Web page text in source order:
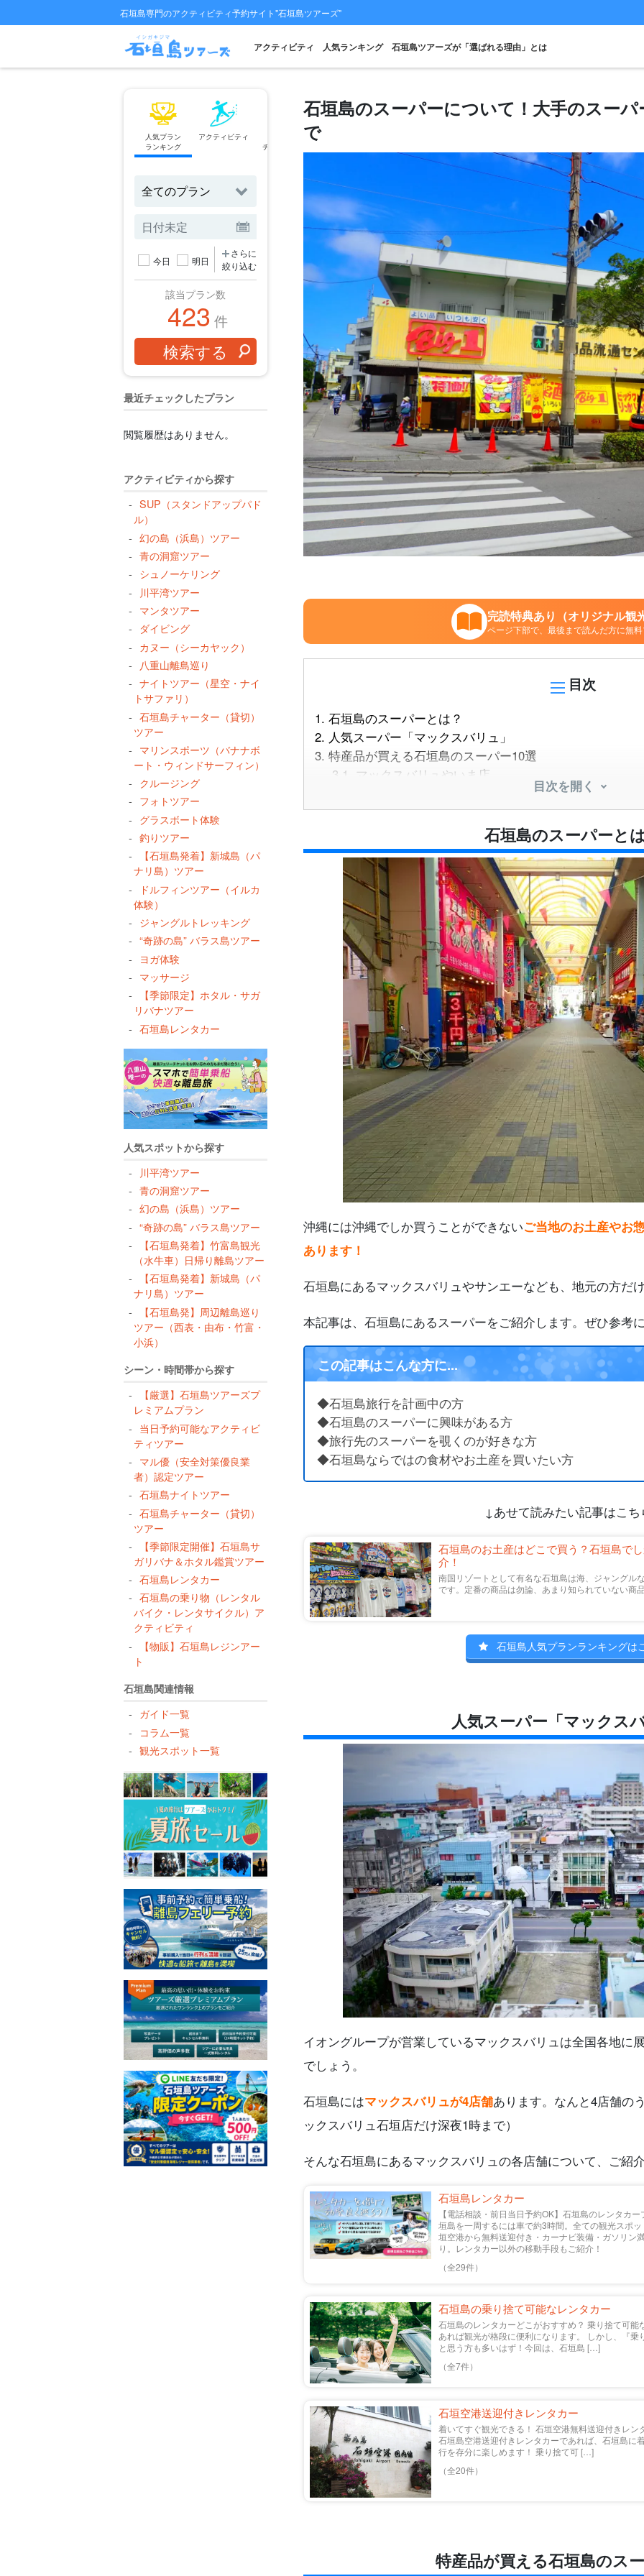
石垣島専門のアクティビティ予約サイト"石垣島ツアーズ"
アクティビティ 人気ランキング 石垣島ツアーズが「選ばれる理由」とは
人気プラン
ランキング
アクティビティ
チケット予約
今日 明日
さらに
絞り込む
該当プラン数
423 件
最近チェックしたプラン
閲覧履歴はありません。
アクティビティから探す
SUP（スタンドアップパド
ル）
幻の島（浜島）ツアー
青の洞窟ツアー
シュノーケリング
川平湾ツアー
マンタツアー
ダイビング
カヌー（シーカヤック）
八重山離島巡り
ナイトツアー（星空・ナイ
トサファリ）
石垣島チャーター（貸切）
ツアー
マリンスポーツ（バナナボ
ート・ウィンドサーフィン）
クルージング
フォトツアー
グラスボート体験
釣りツアー
【石垣島発着】新城島（パ
ナリ島）ツアー
ドルフィンツアー（イルカ
体験）
ジャングルトレッキング
“奇跡の島” バラス島ツアー
ヨガ体験
マッサージ
【季節限定】ホタル・サガ
リバナツアー
石垣島レンタカー
人気スポットから探す
川平湾ツアー
青の洞窟ツアー
幻の島（浜島）ツアー
“奇跡の島” バラス島ツアー
【石垣島発着】竹富島観光
（水牛車）日帰り離島ツアー
【石垣島発着】新城島（パ
ナリ島）ツアー
【石垣島発】周辺離島巡り
ツアー（西表・由布・竹富・
小浜）
シーン・時間帯から探す
【厳選】石垣島ツアーズプ
レミアムプラン
当日予約可能なアクティビ
ティツアー
マル優（安全対策優良業
者）認定ツアー
石垣島ナイトツアー
石垣島チャーター（貸切）
ツアー
【季節限定開催】石垣島サ
ガリバナ＆ホタル鑑賞ツアー
石垣島レンタカー
石垣島の乗り物（レンタル
バイク・レンタサイクル）ア
クティビティ
【物販】石垣島レジンアー
ト
石垣島関連情報
ガイド一覧
コラム一覧
観光スポット一覧
石垣島のスーパーについて！大手のスー
で
完読特典あり（オリジナル観
ページ下部で、最後まで読んだ方に無
目次
1. 石垣島のスーパーとは？
2. 人気スーパー「マックスバリュ」
3. 特産品が買える石垣島のスーパー10選
3.1. マックスバリュやいま店
3.3.マックスバリュ石垣店
3.5.かねひで
3.6.
サンエー石垣シティ
BIG1石垣店
3.8.ハッピーマートほんな
3.9.ちねんスーパー
3.10.いずみスーパー
石垣島のお土産手作り体験
フェリーチケットを事前購入しよう！
石垣島旅行はレンタカーがおすすめ！
石垣島スーパーに関するよくある質問
まとめ
目次を開く
石垣島のスーパーと
沖縄には沖縄でしか買うことができないご当地のお土産やお
あります！
石垣島にあるマックスバリュやサンエーなども、地元の方だ
本記事は、石垣島にあるスーパーをご紹介します。ぜひ参考
この記事はこんな方に...
◆石垣島旅行を計画中の方
◆石垣島のスーパーに興味がある方
◆旅行先のスーパーを覗くのが好きな方
◆石垣島ならではの食材やお土産を買いたい方
↓あせて読みたい記事はこ
石垣島のお土産はどこで買う？石垣島で
介！
南国リゾートとして有名な石垣島は海、ジャングル
です。定番の商品は勿論、あまり知られていない商
石垣島人気プランランキングは
人気スーパー「マックス
イオングループが営業しているマックスバリュは全国各地に
でしょう。
石垣島にはマックスバリュが4店舗あります。なんと4店舗の
ックスバリュ石垣店だけ深夜1時まで）
そんな石垣島にあるマックスバリュの各店舗について、ご紹
石垣島レンタカー
【電話相談・前日当日予約OK】石垣島のレンタカ
垣島を一周するには車で約3時間。全ての観光スポ
垣空港から無料送迎付き・カーナビ装備・ガソリン
り。レンタカー以外の移動手段もご紹介！
（全29件）
石垣島の乗り捨て可能なレンタカー
石垣島のレンタカーどこがおすすめ？ 乗り捨て可
あれば観光が格段に便利になります。 しかし、『
と思う方も多いはず！今回は、石垣島 […]
（全7件）
石垣空港送迎付きレンタカー
着いてすぐ観光できる！ 石垣空港無料送迎付きレ
石垣島空港送迎付きレンタカーであれば、石垣島に
行を存分に楽しめます！ 乗り捨て可 […]
（全20件）
特産品が買える石垣島のス